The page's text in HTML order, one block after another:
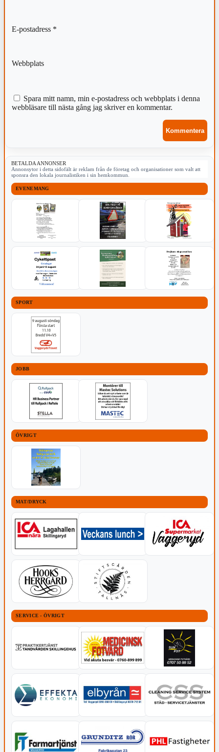
E-postadress *
Webbplats
Spara mitt namn, min e-postadress och webbplats i denna
webbläsare till nästa gång jag skriver en kommentar.
BETALDA ANNONSER
Annonsytor i detta sidofält är reklam från de företag och organisationer som valt att
sponsra den lokala journalistiken i sin hemkommun.
EVENEMANG
SPORT
JOBB
ÖVRIGT
MAT/DRYCK
SERVICE - ÖVRIGT